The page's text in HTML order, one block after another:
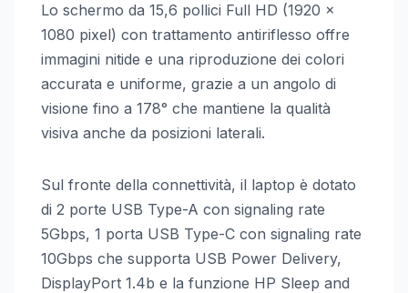
Lo schermo da 15,6 pollici Full HD (1920 x
1080 pixel) con trattamento antiriflesso offre
immagini nitide e una riproduzione dei colori
accurata e uniforme, grazie a un angolo di
visione fino a 178° che mantiene la qualità
visiva anche da posizioni laterali.
Sul fronte della connettività, il laptop è dotato
di 2 porte USB Type-A con signaling rate
5Gbps, 1 porta USB Type-C con signaling rate
10Gbps che supporta USB Power Delivery,
DisplayPort 1.4b e la funzione HP Sleep and